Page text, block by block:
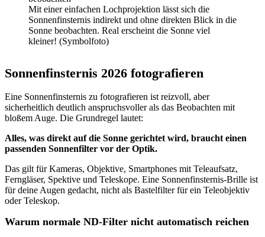
Mit einer einfachen Lochprojektion lässt sich die
Sonnenfinsternis indirekt und ohne direkten Blick in die
Sonne beobachten. Real erscheint die Sonne viel
kleiner! (Symbolfoto)
Sonnenfinsternis 2026 fotografieren
Eine Sonnenfinsternis zu fotografieren ist reizvoll, aber
sicherheitlich deutlich anspruchsvoller als das Beobachten mit
bloßem Auge. Die Grundregel lautet:
Alles, was direkt auf die Sonne gerichtet wird, braucht einen
passenden Sonnenfilter vor der Optik.
Das gilt für Kameras, Objektive, Smartphones mit Teleaufsatz,
Ferngläser, Spektive und Teleskope. Eine Sonnenfinsternis-Brille ist
für deine Augen gedacht, nicht als Bastelfilter für ein Teleobjektiv
oder Teleskop.
Warum normale ND-Filter nicht automatisch reichen